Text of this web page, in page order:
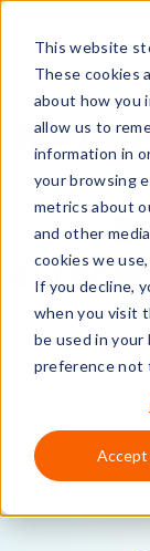
This website
These cookies
about how you
allow us to
information in
your browsing
metrics about
and other
cookies we
If you decline,
when you visit
be used in
preference not
Accept
Einige
Namen
ersetzen, um
Basierend auf
von
haben wir